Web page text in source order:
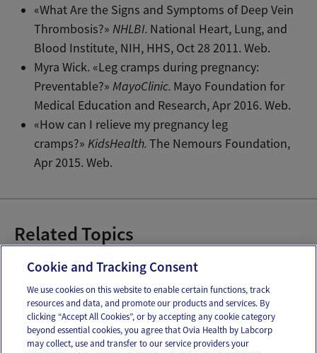
«What Are the Signs and Symptoms of Deep Vein
Thrombosis?»NHLBI. National Heart, Lung, and
Blood Institute, NIH, HHS, Oct 28 2011. Web.
Myra Wick. «Leg cramps during pregnancy:
Preventable?»MayoClinic. Mayo Foundation for
Medical Education and Research, Apr 2016. Web.
«How can I relieve my pregnancy leg
cramps?»KidsHealth.The Nemours Foundation,
Apr 2015. Web.
Related Topics
Dolores del embarazo
Email Text
Cookie and Tracking Consent
We use cookies on this website to enable certain functions, track
resources and data, and promote our products and services. By
clicking “Accept All Cookies”, or by accepting any cookie category
beyond essential cookies, you agree that Ovia Health by Labcorp
may collect, use and transfer to our service providers your